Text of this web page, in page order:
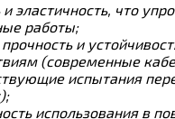
и эластичность, что
работы;
и
(современные
испытания
использования в